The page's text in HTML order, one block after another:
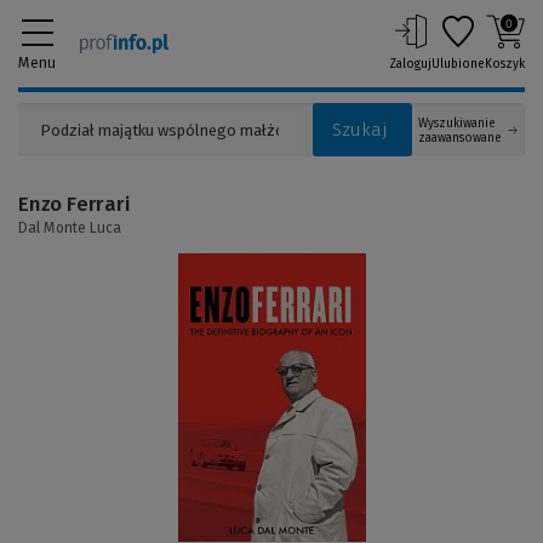
Menu
Szukaj
Wyszukiwanie
zaawansowane
ZalogujUlubione
0
Koszyk
Enzo Ferrari
Dal Monte Luca